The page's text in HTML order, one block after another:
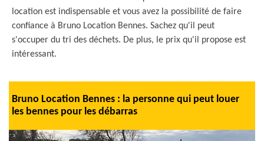
location est indispensable et vous avez la possibilité de faire
confiance à Bruno Location Bennes. Sachez qu'il peut
s'occuper du tri des déchets. De plus, le prix qu'il propose est
intéressant.
Bruno Location Bennes : la personne qui peut louer
les bennes pour les débarras